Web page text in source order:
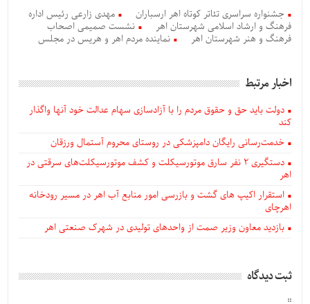
جشنواره سراسری تئاتر کوتاه اهر ارسباران
مهدی زارعی رئیس اداره
فرهنگ و ارشاد اسلامی شهرستان اهر
نشست صمیمی اصحاب
فرهنگ و هنر شهرستان اهر
نماینده مردم اهر و هریس در مجلس
اخبار مرتبط
دولت باید حق و حقوق مردم را با آزادسازی سهام عدالت خود آنها واگذار
کند
خدمت‌رسانی رایگان دامپزشکی در روستای محروم آستمال ورزقان
دستگيری ۲ نفر سارق موتورسیکلت و کشف موتورسیکلت‌های سرقتی در
اهر
استقرار اکیپ های گشت و بازرسی امور منابع آب اهر در مسیر رودخانه
اهرچای
بازدید معاون وزیر صمت از واحدهای تولیدی در شهرک صنعتی اهر
ثبت دیدگاه